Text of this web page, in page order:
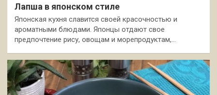
Лапша в японском стиле
Японская кухня славится своей красочностью и
ароматными блюдами. Японцы отдают свое
предпочтение рису, овощам и морепродуктам,…